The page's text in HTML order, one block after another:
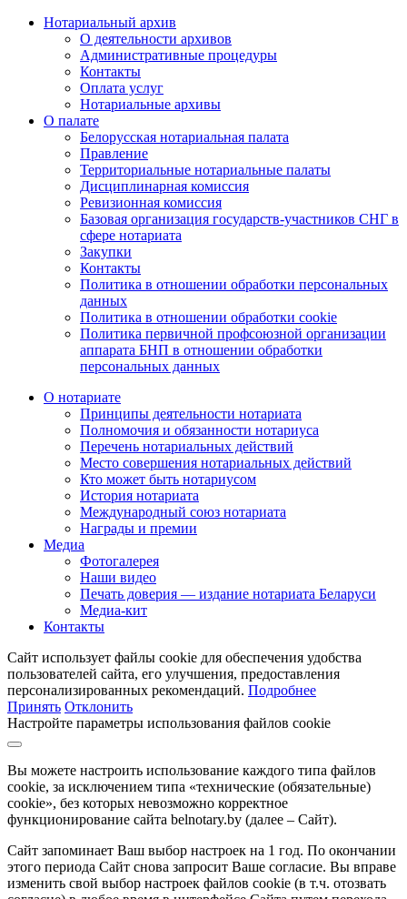
Нотариальный архив
О деятельности архивов
Административные процедуры
Контакты
Оплата услуг
Нотариальные архивы
О палате
Белорусская нотариальная палата
Правление
Территориальные нотариальные палаты
Дисциплинарная комиссия
Ревизионная комиссия
Базовая организация государств-участников СНГ в
сфере нотариата
Закупки
Контакты
Политика в отношении обработки персональных
данных
Политика в отношении обработки cookie
Политика первичной профсоюзной организации
аппарата БНП в отношении обработки
персональных данных
О нотариате
Принципы деятельности нотариата
Полномочия и обязанности нотариуса
Перечень нотариальных действий
Место совершения нотариальных действий
Кто может быть нотариусом
История нотариата
Международный союз нотариата
Награды и премии
Медиа
Фотогалерея
Наши видео
Печать доверия — издание нотариата Беларуси
Медиа-кит
Контакты
Сайт использует файлы cookie для обеспечения удобства
пользователей сайта, его улучшения, предоставления
персонализированных рекомендаций. Подробнее
Принять Отклонить
Настройте параметры использования файлов cookie
Вы можете настроить использование каждого типа файлов
cookie, за исключением типа «технические (обязательные)
cookie», без которых невозможно корректное
функционирование сайта belnotary.by (далее – Сайт).
Сайт запоминает Ваш выбор настроек на 1 год. По окончании
этого периода Сайт снова запросит Ваше согласие. Вы вправе
изменить свой выбор настроек файлов cookie (в т.ч. отозвать